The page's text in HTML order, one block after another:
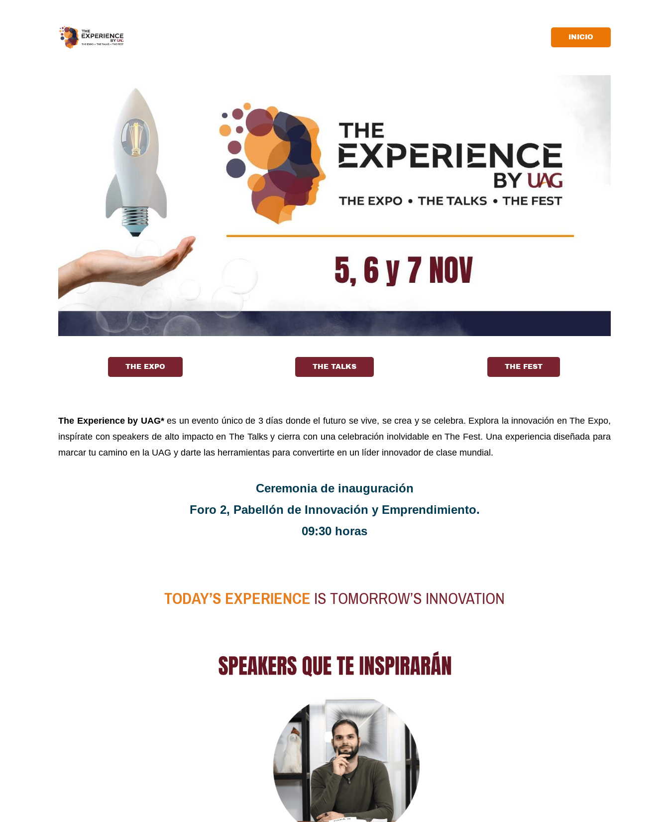
INICIO
THE EXPO THE TALKS THE FEST
The Experience by UAG*es un evento único de 3 días donde el futuro se vive, se crea y se celebra. Explora la innovación en The Expo,
inspírate con speakers de alto impacto en The Talks y cierra con una celebración inolvidable en The Fest. Una experiencia diseñada para
marcar tu camino en la UAG y darte las herramientas para convertirte en un líder innovador de clase mundial.
Ceremonia de inauguración
Foro 2, Pabellón de Innovación y Emprendimiento.
09:30 horas
TODAY’S EXPERIENCE IS TOMORROW’S INNOVATION